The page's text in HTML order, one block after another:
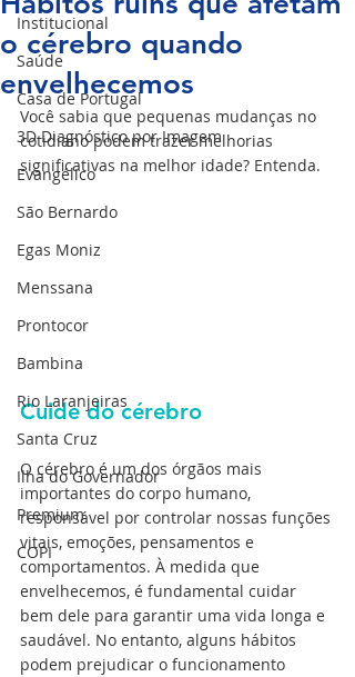
Institucional
Saúde
Casa de Portugal
3D Diagnóstico por Imagem
Evangélico
São Bernardo
Egas Moniz
Menssana
Prontocor
Bambina
Rio Laranjeiras
Santa Cruz
Ilha do Governador
Premium
COPI
o cérebro quando
envelhecemos
Você sabia que pequenas mudanças no
cotidiano podem trazer melhorias
significativas na melhor idade? Entenda.
Cuide do cérebro
O cérebro é um dos órgãos mais
importantes do corpo humano,
responsável por controlar nossas funções
vitais, emoções, pensamentos e
comportamentos. À medida que
envelhecemos, é fundamental cuidar
bem dele para garantir uma vida longa e
saudável. No entanto, alguns hábitos
podem prejudicar o funcionamento